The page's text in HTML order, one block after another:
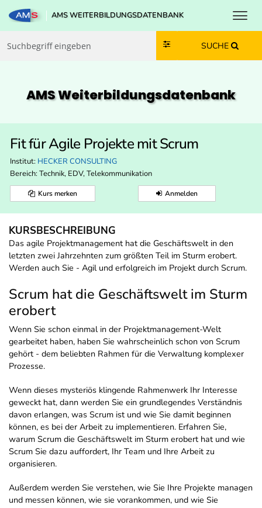
Zum Inhalt springen
Zum Navmenü springen
Zur Suche springen
Zur Footer springen
AMS WEITERBILDUNGSDATENBANK
SUCHE
AMS Weiterbildungs­datenbank
Fit für Agile Projekte mit Scrum
Institut: HECKER CONSULTING
Bereich: Technik, EDV, Telekommunikation
Kurs merken Anmelden
KURSBESCHREIBUNG
Das agile Projektmanagement hat die Geschäftswelt in den
letzten zwei Jahrzehnten zum größten Teil im Sturm erobert.
Werden auch Sie - Agil und erfolgreich im Projekt durch Scrum.
Scrum hat die Geschäftswelt im Sturm
erobert
Wenn Sie schon einmal in der Projektmanagement-Welt
gearbeitet haben, haben Sie wahrscheinlich schon von Scrum
gehört - dem beliebten Rahmen für die Verwaltung komplexer
Prozesse.
Wenn dieses mysteriös klingende Rahmenwerk Ihr Interesse
geweckt hat, dann werden Sie ein grundlegendes Verständnis
davon erlangen, was Scrum ist und wie Sie damit beginnen
können, es bei der Arbeit zu implementieren. Erfahren Sie,
warum Scrum die Geschäftswelt im Sturm erobert hat und wie
Scrum Sie dazu auffordert, Ihr Team und Ihre Arbeit zu
organisieren.
Außerdem werden Sie verstehen, wie Sie Ihre Projekte managen
und messen können, wie sie vorankommen, und wie Sie